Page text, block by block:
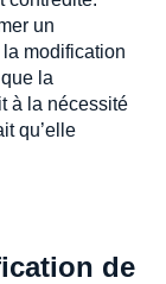
un
modification
la
à la nécessité
qu’elle
de